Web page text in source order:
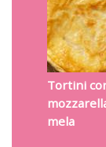
Tortini
mela